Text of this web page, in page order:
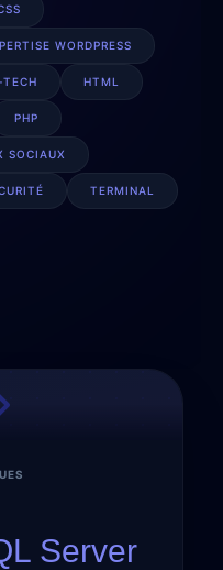
WORDPRESS
HTML
PHP
SOCIAUX
TERMINAL
Server